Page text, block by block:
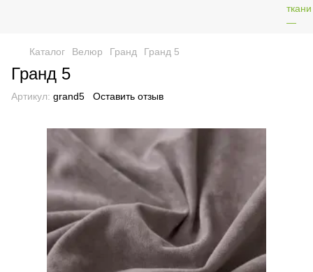
Каталог Велюр Гранд Гранд 5
Гранд 5
Артикул: grand5 Оставить отзыв